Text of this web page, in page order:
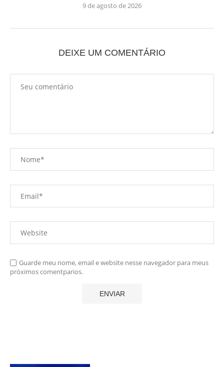
9 de agosto de 2026
DEIXE UM COMENTÁRIO
Guarde meu nome, email e website nesse navegador para meus
próximos comentparios.